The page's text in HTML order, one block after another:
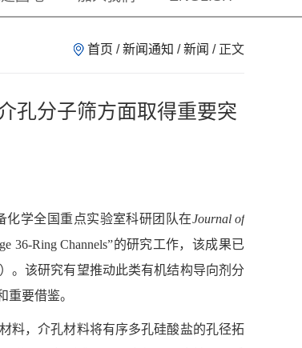
首页 /新闻通知 /新闻 / 正文
孔分子筛方面取得重要突
化学全国重点实验室科研团队在Journal of
36-Ring Channels”的研究工作，该成果已
）。该研究有望推动此类有机结构导向剂分
要借鉴。
料，介孔材料将有序多孔硅酸盐的孔径拓